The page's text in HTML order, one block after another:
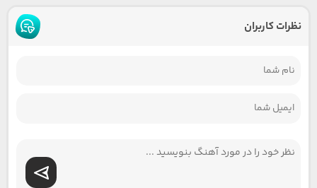
نظرات کاربران